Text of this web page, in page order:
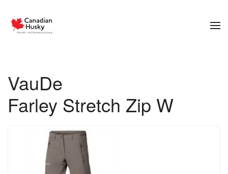
Zum Hauptinhalt springen
VauDe
Farley Stretch Zip W